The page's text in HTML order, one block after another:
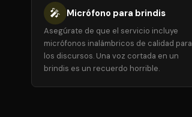
🎤 Micrófono para brindis
Asegúrate de que el servicio incluye
micrófonos inalámbricos de calidad para
los discursos. Una voz cortada en un
brindis es un recuerdo horrible.